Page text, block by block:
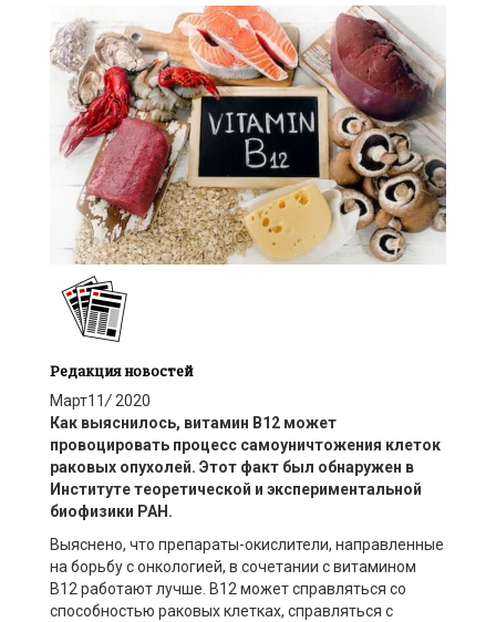
Редакция новостей
Март11/ 2020
Как выяснилось, витамин В12 может
провоцировать процесс самоуничтожения клеток
раковых опухолей. Этот факт был обнаружен в
Институте теоретической и экспериментальной
биофизики РАН.
Выяснено, что препараты-окислители, направленные
на борьбу с онкологией, в сочетании с витамином
В12 работают лучше. В12 может справляться со
способностью раковых клетках, справляться с